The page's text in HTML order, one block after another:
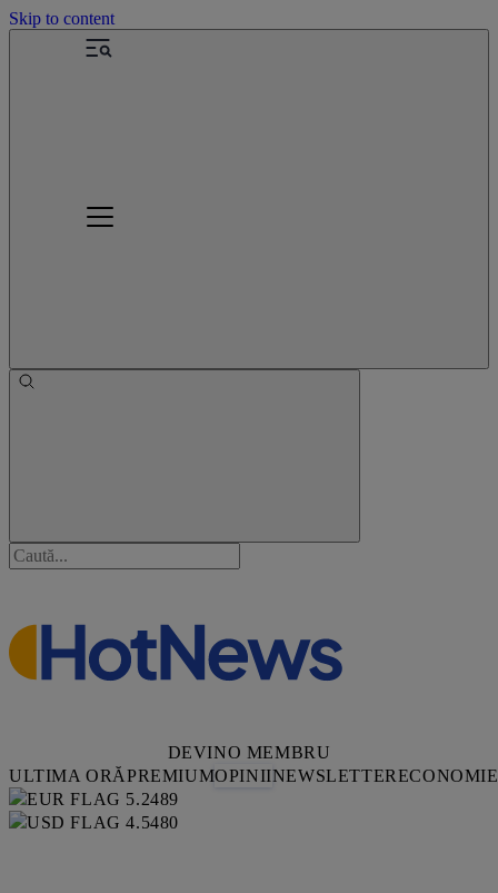
Skip to content
DEVINO MEMBRU
ULTIMA ORĂPREMIUMOPINIINEWSLETTERECONOMIE
5.2489
4.5480